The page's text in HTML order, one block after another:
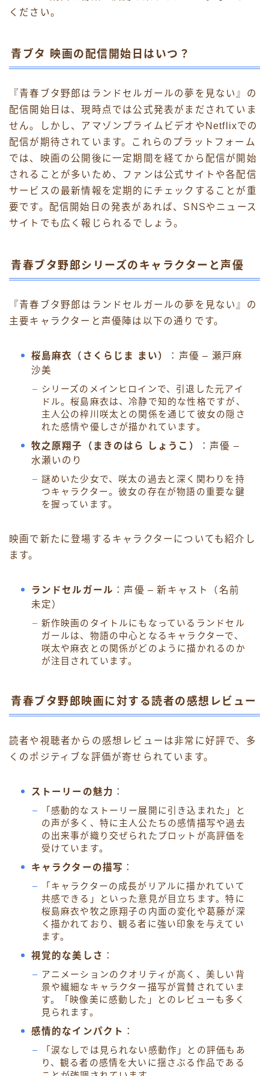
ください。
青ブタ 映画の配信開始日はいつ？
『青春ブタ野郎はランドセルガールの夢を見ない』の
配信開始日は、現時点では公式発表がまだされていま
せん。しかし、アマゾンプライムビデオやNetflixでの
配信が期待されています。これらのプラットフォーム
では、映画の公開後に一定期間を経てから配信が開始
されることが多いため、ファンは公式サイトや各配信
サービスの最新情報を定期的にチェックすることが重
要です。配信開始日の発表があれば、SNSやニュース
サイトでも広く報じられるでしょう。
青春ブタ野郎シリーズのキャラクターと声優
『青春ブタ野郎はランドセルガールの夢を見ない』の
主要キャラクターと声優陣は以下の通りです。
桜島麻衣（さくらじま まい）
：声優 – 瀬戸麻
沙美
シリーズのメインヒロインで、引退した元アイ
ドル。桜島麻衣は、冷静で知的な性格ですが、
主人公の梓川咲太との関係を通じて彼女の隠さ
れた感情や優しさが描かれています。
牧之原翔子（まきのはら しょうこ）
：声優 –
水瀬いのり
謎めいた少女で、咲太の過去と深く関わりを持
つキャラクター。彼女の存在が物語の重要な鍵
を握っています。
映画で新たに登場するキャラクターについても紹介し
ます。
ランドセルガール ：声優 – 新キャスト（名前
未定）
新作映画のタイトルにもなっているランドセル
ガールは、物語の中心となるキャラクターで、
咲太や麻衣との関係がどのように描かれるのか
が注目されています。
青春ブタ野郎映画に対する読者の感想レビュー
読者や視聴者からの感想レビューは非常に好評で、多
くのポジティブな評価が寄せられています。
ストーリーの魅力 ：
「感動的なストーリー展開に引き込まれた」と
の声が多く、特に主人公たちの感情描写や過去
の出来事が織り交ぜられたプロットが高評価を
受けています。
キャラクターの描写 ：
「キャラクターの成長がリアルに描かれていて
共感できる」といった意見が目立ちます。特に
桜島麻衣や牧之原翔子の内面の変化や葛藤が深
く描かれており、観る者に強い印象を与えてい
ます。
視覚的な美しさ ：
アニメーションのクオリティが高く、美しい背
景や繊細なキャラクター描写が賞賛されていま
す。「映像美に感動した」とのレビューも多く
見られます。
感情的なインパクト ：
「涙なしでは見られない感動作」との評価もあ
り、観る者の感情を大いに揺さぶる作品である